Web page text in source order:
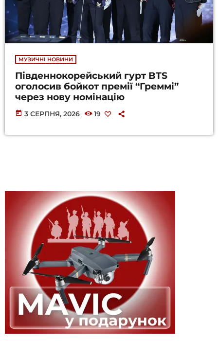
МУЗИЧНІ НОВИНИ
Південнокорейський гурт BTS
оголосив бойкот премії “Греммі”
через нову номінацію
today 3 СЕРПНЯ, 2026 19